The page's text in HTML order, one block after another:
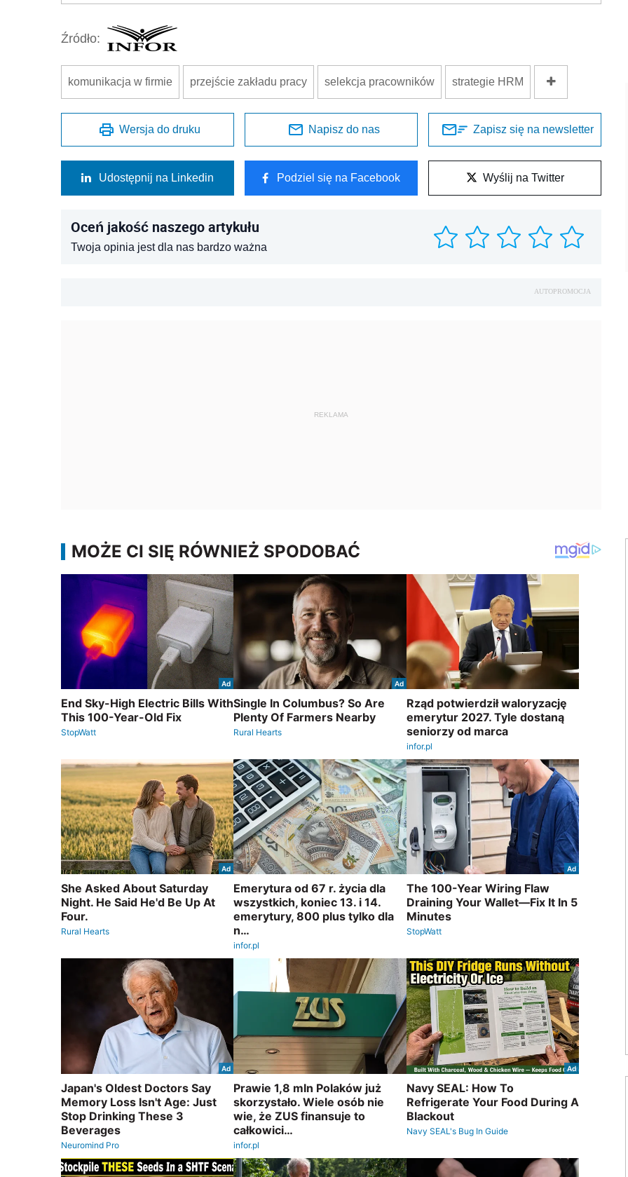
Źródło:
komunikacja w firmie przejście zakładu pracy selekcja pracowników strategie HRM
Wersja do druku Napisz do nas Zapisz się na newsletter
Udostępnij na Linkedin Podziel się na Facebook Wyślij na Twitter
Oceń jakość naszego artykułu
Twoja opinia jest dla nas bardzo ważna
AUTOPROMOCJA
REKLAMA